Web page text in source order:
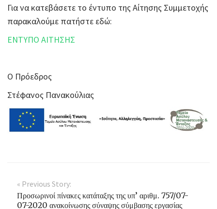
Για να κατεβάσετε το έντυπο της Αίτησης Συμμετοχής
παρακαλούμε πατήστε εδώ:
ΕΝΤΥΠΟ ΑΙΤΗΣΗΣ
Ο Πρόεδρος
Στέφανος Πανακούλιας
« Previous Story:
Προσωρινοί πίνακες κατάταξης της υπ’ αριθμ. 757/07-
07-2020 ανακοίνωσης σύναψης σύμβασης εργασίας